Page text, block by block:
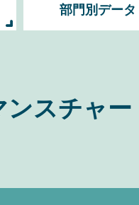
部門別データ
スチャー